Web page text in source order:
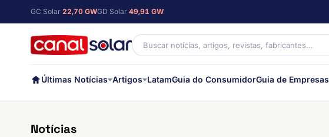
GC Solar 22,70 GWGD Solar 49,91 GW
Últimas Notícias Artigos LatamGuia do ConsumidorGuia de Empresas
Notícias